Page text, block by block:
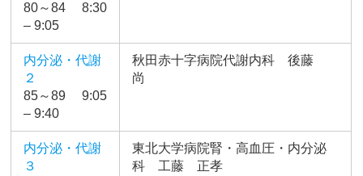
80～84 8:30
– 9:05
内分泌・代謝
２
85～89 9:05
– 9:40
秋田赤十字病院代謝内科 後藤
尚
内分泌・代謝
３
東北大学病院腎・高血圧・内分泌
科 工藤 正孝